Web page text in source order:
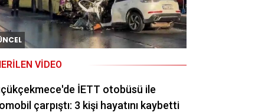
VIDEO
İETT otobüsü ile
çarpıştı: 3 kişi hayatını kaybetti